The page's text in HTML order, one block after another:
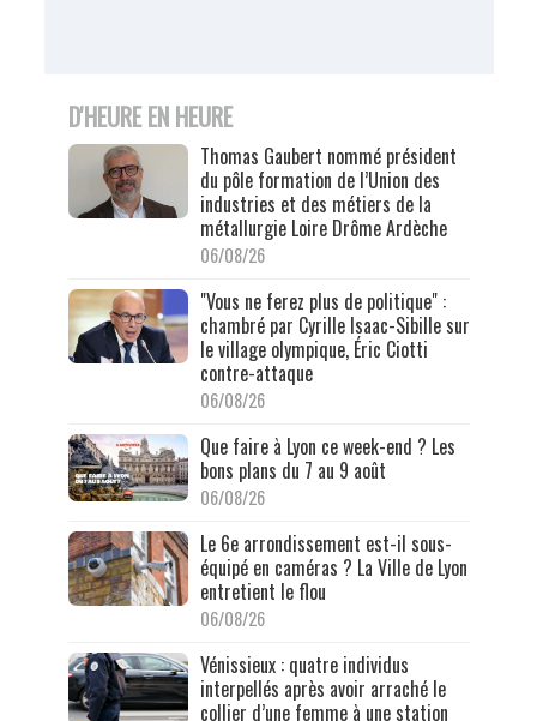
D'HEURE EN HEURE
Thomas Gaubert nommé président
du pôle formation de l’Union des
industries et des métiers de la
métallurgie Loire Drôme Ardèche
06/08/26
"Vous ne ferez plus de politique" :
chambré par Cyrille Isaac-Sibille sur
le village olympique, Éric Ciotti
contre-attaque
06/08/26
Que faire à Lyon ce week-end ? Les
bons plans du 7 au 9 août
06/08/26
Le 6e arrondissement est-il sous-
équipé en caméras ? La Ville de Lyon
entretient le flou
06/08/26
Vénissieux : quatre individus
interpellés après avoir arraché le
collier d’une femme à une station